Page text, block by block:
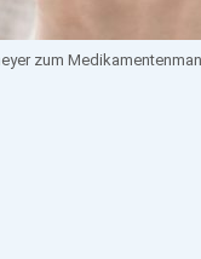
zum